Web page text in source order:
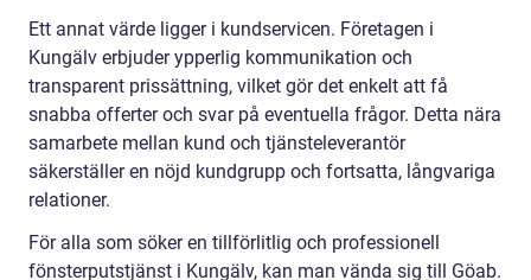
Ett annat värde ligger i kundservicen. Företagen i
Kungälv erbjuder ypperlig kommunikation och
transparent prissättning, vilket gör det enkelt att få
snabba offerter och svar på eventuella frågor. Detta nära
samarbete mellan kund och tjänsteleverantör
säkerställer en nöjd kundgrupp och fortsatta, långvariga
relationer.
För alla som söker en tillförlitlig och professionell
fönsterputstjänst i Kungälv, kan man vända sig till Göab.